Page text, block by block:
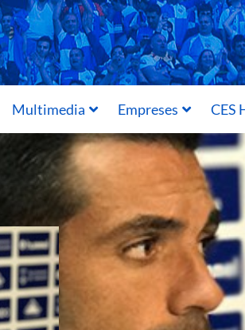
Multimedia Empreses CES